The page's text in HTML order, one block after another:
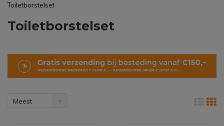
Toiletborstelset
Toiletborstelset
Meest